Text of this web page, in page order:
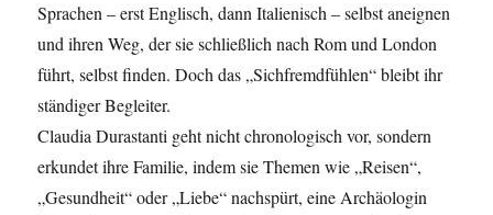
Sprachen – erst Englisch, dann Italienisch – selbst aneignen
und ihren Weg, der sie schließlich nach Rom und London
führt, selbst finden. Doch das „Sichfremdfühlen“ bleibt ihr
ständiger Begleiter.
Claudia Durastanti geht nicht chronologisch vor, sondern
erkundet ihre Familie, indem sie Themen wie „Reisen“,
„Gesundheit“ oder „Liebe“ nachspürt, eine Archäologin